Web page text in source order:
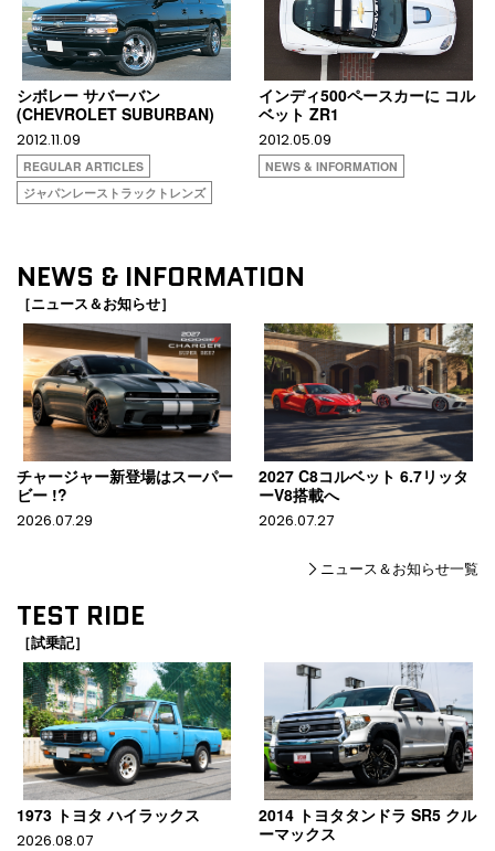
シボレー サバーバン
(CHEVROLET SUBURBAN)
2012.11.09
REGULAR ARTICLES
ジャパンレーストラックトレンズ
インディ500ペースカーに コル
ベット ZR1
2012.05.09
NEWS & INFORMATION
NEWS & INFORMATION
［ニュース＆お知らせ］
チャージャー新登場はスーパー
ビー !?
2026.07.29
2027 C8コルベット 6.7リッタ
ーV8搭載へ
2026.07.27
ニュース＆お知らせ一覧
TEST RIDE
［試乗記］
1973 トヨタ ハイラックス
2026.08.07
2014 トヨタタンドラ SR5 クル
ーマックス